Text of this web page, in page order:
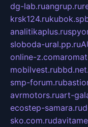
dg-lab.ruangrup.ru
krsk124.ru
analitikaplus.ru
sloboda-ural.pp.ru
online-z.com
mobilvest.ru
smp-forum.ru
avrmotors.ruart-
ecostep-samara.ru
sko.com.ru